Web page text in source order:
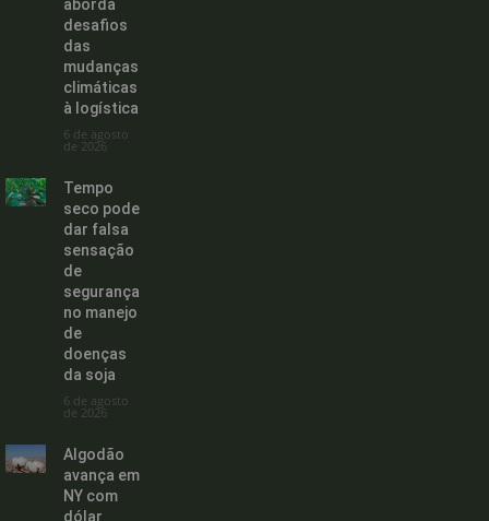
aborda
desafios
das
mudanças
climáticas
à logística
6 de agosto
de 2026
Tempo
seco pode
dar falsa
sensação
de
segurança
no manejo
de
doenças
da soja
6 de agosto
de 2026
Algodão
avança em
NY com
dólar